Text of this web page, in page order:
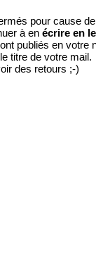
pour cause
à en écrire en
publiés en votre
titre de votre mail.
des retours ;-)